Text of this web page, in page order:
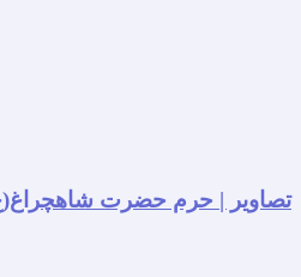
تصاویر | حرم حضرت